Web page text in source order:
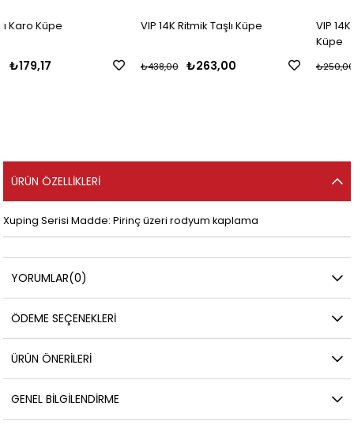
VIP 14K Ritmik Taşlı Küpe
₺438,00
VIP 14K Kesme Taşlı Mini Halka
₺166,67
₺250,00
ÜRÜN ÖZELLIKLERI
Xuping Serisi Madde: Pirinç üzeri rodyum kaplama
YORUMLAR(0)
ÖDEME SEÇENEKLERI
ÜRÜN ÖNERILERI
GENEL BILGILENDIRME